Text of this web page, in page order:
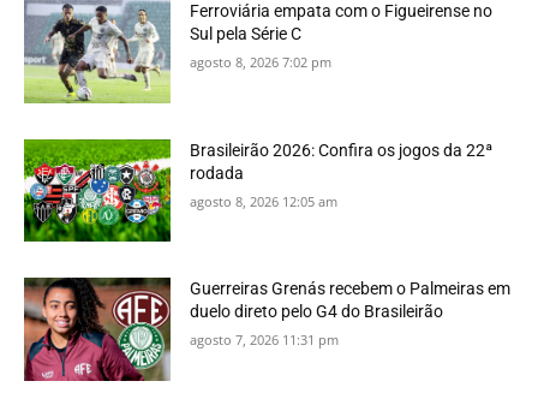
Ferroviária empata com o Figueirense no
Sul pela Série C
agosto 8, 2026 7:02 pm
Brasileirão 2026: Confira os jogos da 22ª
rodada
agosto 8, 2026 12:05 am
Guerreiras Grenás recebem o Palmeiras em
duelo direto pelo G4 do Brasileirão
agosto 7, 2026 11:31 pm